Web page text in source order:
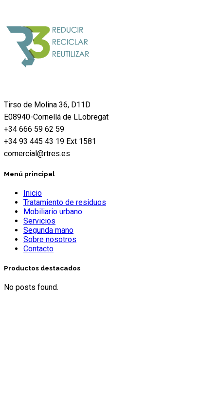
Tirso de Molina 36, D11D
E08940-Cornellá de LLobregat
+34 666 59 62 59
+34 93 445 43 19 Ext 1581
comercial@rtres.es
Menú principal
Inicio
Tratamiento de residuos
Mobiliario urbano
Servicios
Segunda mano
Sobre nosotros
Contacto
Productos destacados
No posts found.